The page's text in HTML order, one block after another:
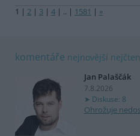
1 | 2 | 3 | 4 | .. | 1581 | »
komentáře nejnovější
Jan Palaščák
7.8.2026
Diskuse: 8
Ohrožuje